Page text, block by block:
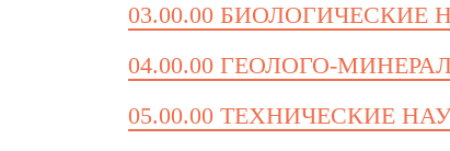
03.00.00 БИОЛОГИЧЕСКИЕ
04.00.00 ГЕОЛОГО-
05.00.00 ТЕХНИЧЕСКИЕ